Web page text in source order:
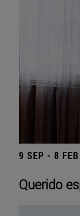
9 SEP - 8 FEB
Querido